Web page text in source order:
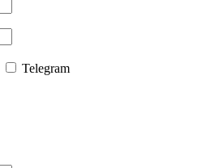
Telegram